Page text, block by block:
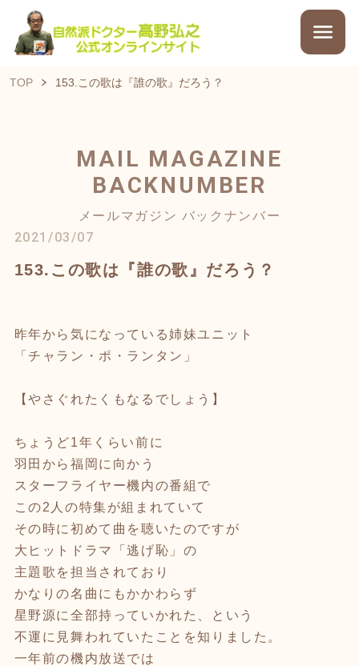
TOP 153.この歌は『誰の歌』だろう？
MAIL MAGAZINE
BACKNUMBER
メールマガジン バックナンバー
2021/03/07
153.この歌は『誰の歌』だろう？
昨年から気になっている姉妹ユニット
「チャラン・ポ・ランタン」
【やさぐれたくもなるでしょう】
ちょうど1年くらい前に
羽田から福岡に向かう
スターフライヤー機内の番組で
この2人の特集が組まれていて
その時に初めて曲を聴いたのですが
大ヒットドラマ「逃げ恥」の
主題歌を担当されており
かなりの名曲にもかかわらず
星野源に全部持っていかれた、という
不運に見舞われていたことを知りました。
一年前の機内放送では